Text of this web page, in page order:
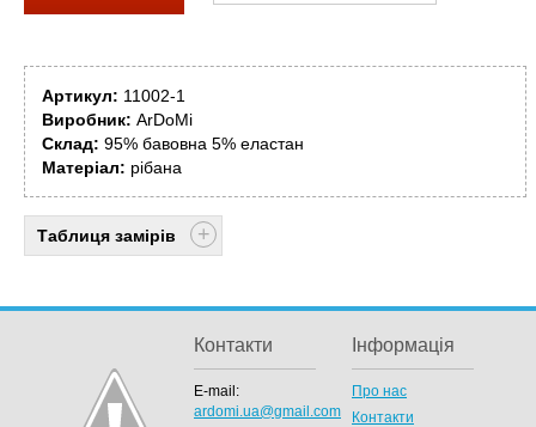
Артикул: 11002-1
Виробник: ArDoMi
Склад: 95% бавовна 5% еластан
Матеріал: рібана
Таблиця замірів
Контакти
E-mail:
ardomi.ua@gmail.com
Інформація
Про нас
Контакти